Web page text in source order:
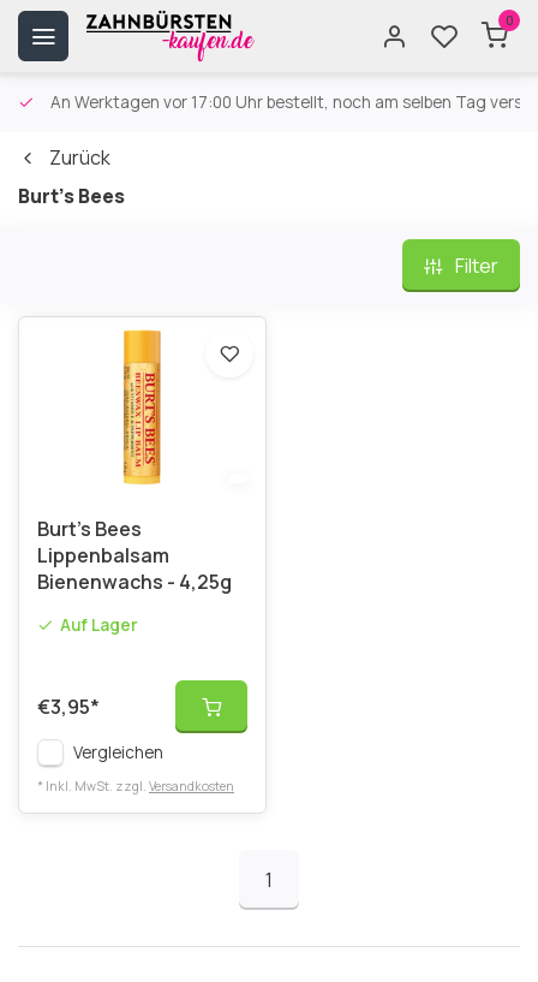
0
An Werktagen vor 17:00 Uhr bestellt, noch am selben Tag
Zurück
Burt's Bees
Filter
Burt’s Bees
Lippenbalsam
Bienenwachs - 4,25g
Auf Lager
€3,95*
Vergleichen
* Inkl. MwSt. zzgl. Versandkosten
1